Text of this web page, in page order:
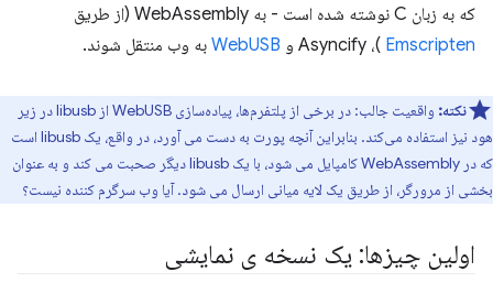
که به زبان C نوشته شده است - به WebAssembly (از طریق
Emscripten )، Asyncify و WebUSB به وب منتقل شوند.
نکته:
واقعیت جالب: در برخی از پلتفرم‌ها، پیاده‌سازی WebUSB از libusb در زیر
هود نیز استفاده می‌کند. بنابراین آنچه پورت به دست می آورد، در واقع، یک libusb است
که در WebAssembly کامپایل می شود، با یک libusb دیگر صحبت می کند و به عنوان
بخشی از مرورگر، از طریق یک لایه میانی ارسال می شود. آیا وب سرگرم کننده نیست؟
اولین چیزها: یک نسخه ی نمایشی